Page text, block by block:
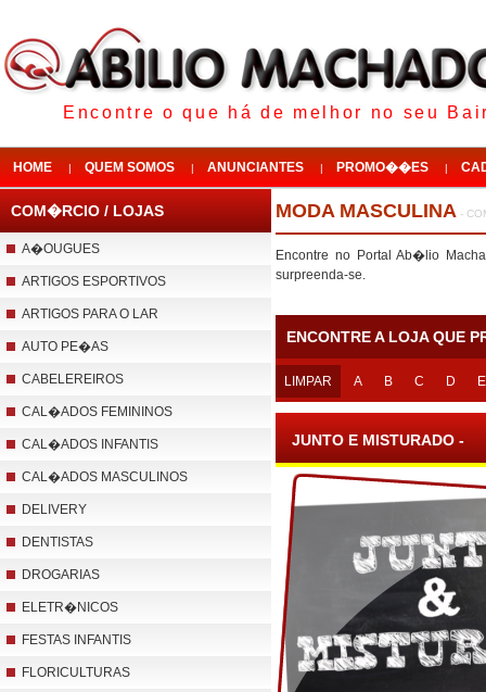
Encontre o que há de melhor no seu
HOME | QUEM SOMOS | ANUNCIANTES | PROMO��ES |
COM�RCIO / LOJAS
A�OUGUES
ARTIGOS ESPORTIVOS
ARTIGOS PARA O LAR
AUTO PE�AS
CABELEREIROS
CAL�ADOS FEMININOS
CAL�ADOS INFANTIS
CAL�ADOS MASCULINOS
DELIVERY
DENTISTAS
DROGARIAS
ELETR�NICOS
FESTAS INFANTIS
FLORICULTURAS
MODA MASCULINA -
Encontre no Portal Ab�lio
surpreenda-se.
ENCONTRE A LOJA QUE
LIMPAR A B C D E
JUNTO E MISTURADO -